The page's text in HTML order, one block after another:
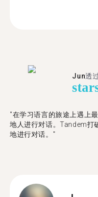
Jun透
star
"在学习语言的旅途上遇上
地人进行对话。Tandem打
地进行对话。"